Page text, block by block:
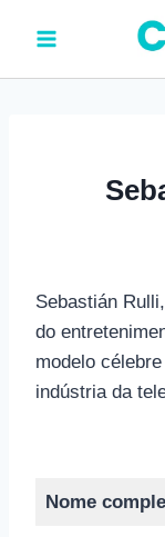
o
Sebastián
do
modelo
indústria da
Nome